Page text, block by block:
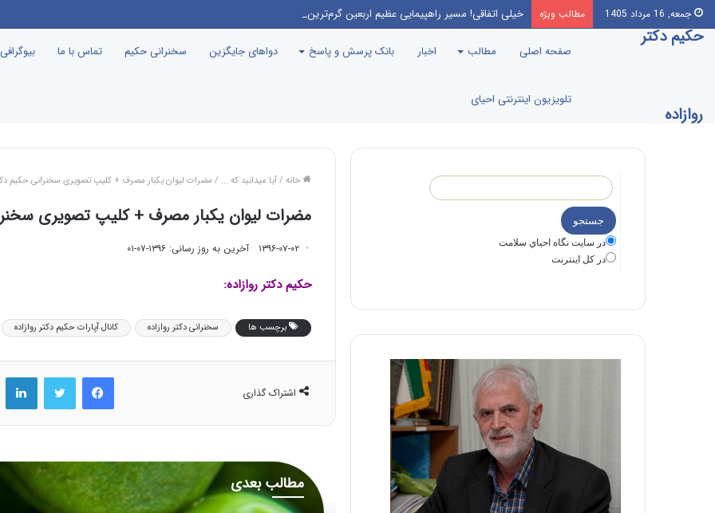
جمعه, 16 مرداد 1405 مطالب ویژه خیلی اتفاقی! مسیر راهپیمایی عظیم اربعین گرم‌ترین نقطه جهان معرفی می‌شود!
حکیم دکتر
روازاده
صفحه اصلی مطالب اخبار بانک پرسش و پاسخ دواهای جایگزین سخنرانی حکیم تماس با ما
تلویزیون اینترنتی احیای
خانه /آیا میدانید که ... / مضرات لیوان یکبار مصرف + کلیپ تصویری سخنرانی حکیم
مضرات لیوان یکبار مصرف + کلیپ تصویری
۱۳۹۶-۰۷-۰۲ آخرین به روز رسانی: ۱۳۹۶-۰۷-۰۱
حکیم دکتر روازاده:
برچسب ها سخنرانی دکتر روازاده کانال آپارات حکیم دکتر روازاده
اشتراک گذاری
فیس بوک
مطالب بعدی
در سايت نگاه احياي سلامت
در كل اينترنت